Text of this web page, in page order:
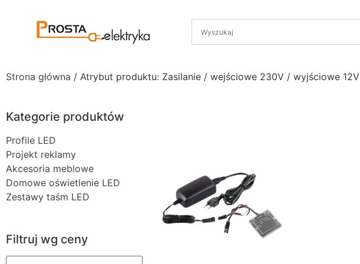
Strona główna / Atrybut produktu: Zasilanie / wejściowe 230V / wyjściowe 12V
Kategorie produktów
Profile LED
Projekt reklamy
Akcesoria meblowe
Domowe oświetlenie LED
Zestawy taśm LED
Filtruj wg ceny